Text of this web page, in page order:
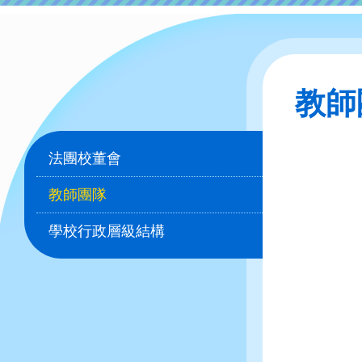
教
Main
navigation
法團校董會
教師團隊
學校行政層級結構